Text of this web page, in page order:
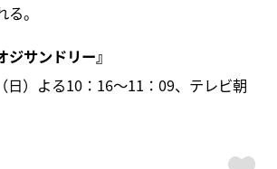
。
サンドリー』
日）よる10：16～11：09、テレビ朝